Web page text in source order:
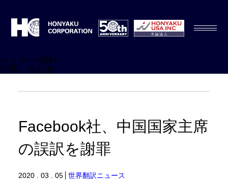
セミナー/資料
お問い合わせ
Facebook社、中国国家主席
の誤訳を謝罪
2020 . 03 . 05 世界翻訳ニュース